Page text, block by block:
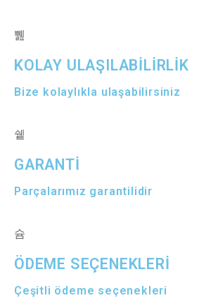
KOLAY ULAŞILABİLİRLİK
Bize kolaylıkla ulaşabilirsiniz
GARANTİ
Parçalarımız garantilidir
ÖDEME SEÇENEKLERİ
Çeşitli ödeme seçenekleri